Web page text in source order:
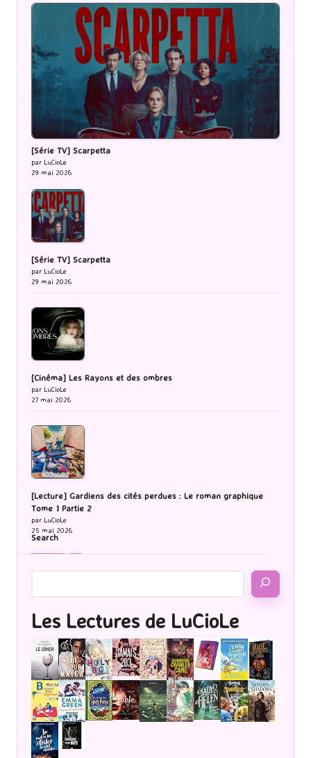
[Série TV] Scarpetta
par LuCioLe
29 mai 2026
[Série TV] Scarpetta
par LuCioLe
29 mai 2026
[Cinéma] Les Rayons et des ombres
par LuCioLe
27 mai 2026
[Lecture] Gardiens des cités perdues : Le roman graphique
Tome 1 Partie 2
par LuCioLe
25 mai 2026
Search
Les Lectures de LuCioLe